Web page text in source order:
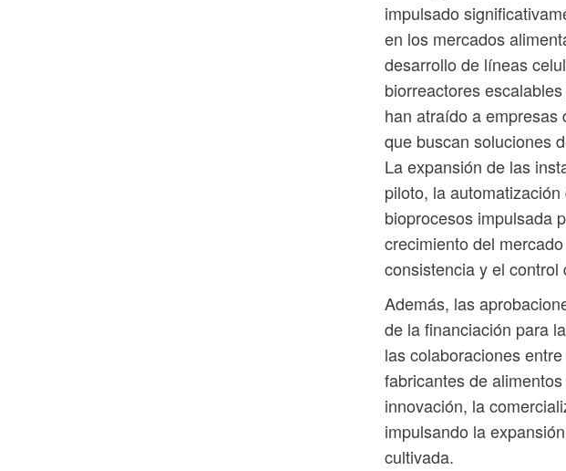
impulsado
en los mercados
desarrollo de líneas
biorreactores
han atraído a
que buscan soluciones
La expansión de las
piloto, la
bioprocesos impulsada
crecimiento del
consistencia y el control
Además, las
de la financiación para
las colaboraciones
fabricantes de
innovación, la
impulsando la
cultivada.